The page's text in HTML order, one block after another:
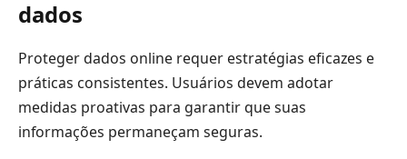
dados
Proteger dados online requer estratégias eficazes e
práticas consistentes. Usuários devem adotar
medidas proativas para garantir que suas
informações permaneçam seguras.